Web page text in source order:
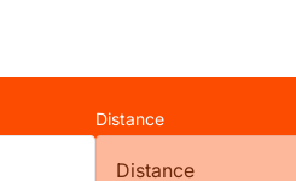
Distance
Distance